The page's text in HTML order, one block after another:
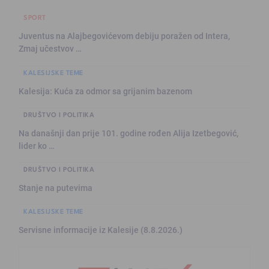
SPORT
Juventus na Alajbegovićevom debiju poražen od Intera,
Zmaj učestvov …
KALESIJSKE TEME
Kalesija: Kuća za odmor sa grijanim bazenom
DRUŠTVO I POLITIKA
Na današnji dan prije 101. godine rođen Alija Izetbegović,
lider ko …
DRUŠTVO I POLITIKA
Stanje na putevima
KALESIJSKE TEME
Servisne informacije iz Kalesije (8.8.2026.)